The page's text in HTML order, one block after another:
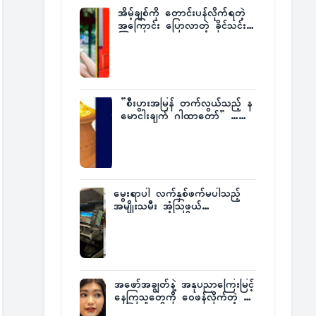
အိမ့်ချစ်ကို တောင်းပန်လိုက်ရတဲ့
အကြောင်း ပြောလာတဲ့ ခိုင်သင်း
”စီးပွားအမြန် တက်လွယ်သည့် န
မောငါးချက် ဂါထာတော်” ……
မွေးရာပါ လက်နှစ်ဖက်မပါသည့်
အမျိုးသမီး အံ့သြဖွယ်
အဖော်အချွတ်နဲ့ အနုပညာကြေးမြင့်
နေကြသူတွေကို ဝေဖန်လိုက်တဲ့ သ